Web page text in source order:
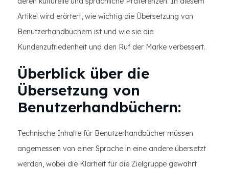
Artikel wird erörtert, wie wichtig die Übersetzung von
Benutzerhandbüchern ist und wie sie die
Kundenzufriedenheit und den Ruf der Marke verbessert.
Überblick über die
Übersetzung von
Benutzerhandbüchern:
Technische Inhalte für Benutzerhandbücher müssen
angemessen von einer Sprache in eine andere übersetzt
werden, wobei die Klarheit für die Zielgruppe gewahrt